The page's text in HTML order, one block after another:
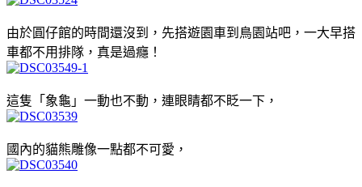
由於圓仔館的時間還沒到，先搭遊園車到鳥園站吧，一大早搭
車都不用排隊，真是過癮！
這隻「象龜」一動也不動，連眼睛都不眨一下，
國內的貓熊雕像一點都不可愛，